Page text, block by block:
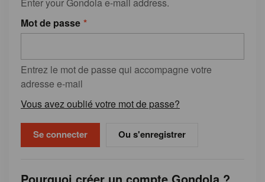
Enter your Gondola e-mail address.
Mot de passe
Entrez le mot de passe qui accompagne votre
adresse e-mail
Vous avez oublié votre mot de passe?
Ou s'enregistrer